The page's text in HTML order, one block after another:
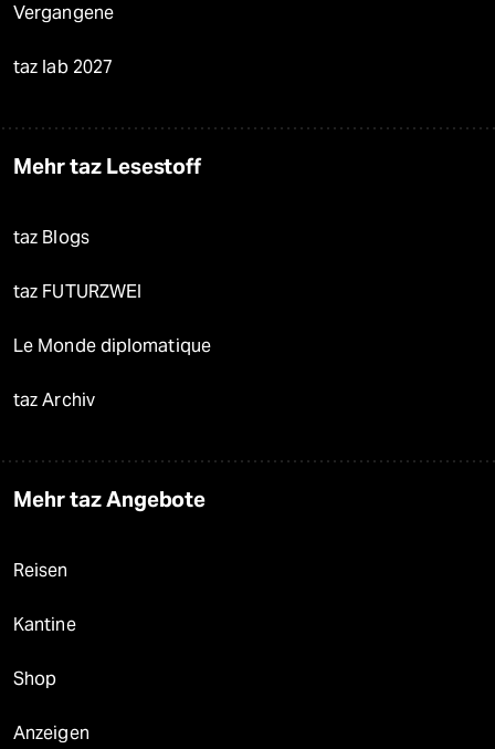
Vergangene
taz lab 2027
Mehr taz Lesestoff
taz Blogs
taz FUTURZWEI
Le Monde diplomatique
taz Archiv
Mehr taz Angebote
Reisen
Kantine
Shop
Anzeigen